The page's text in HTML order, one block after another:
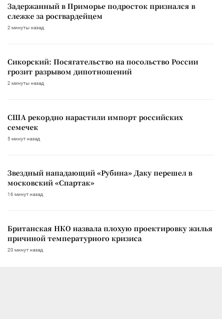
Задержанный в Приморье подросток признался в
слежке за росгвардейцем
2 минуты назад
Сикорский: Посягательство на посольство России
грозит разрывом дипотношений
2 минуты назад
США рекордно нарастили импорт российских
семечек
5 минут назад
Звездный нападающий «Рубина» Даку перешел в
московский «Спартак»
16 минут назад
Британская НКО назвала плохую проектировку жилья
причиной температурного кризиса
20 минут назад